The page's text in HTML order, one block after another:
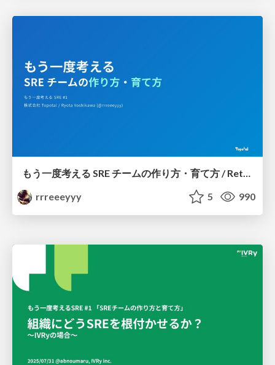
もう一度考える SRE チームの作り方・育て方 / Rethinking SRE #1: Building and Growing SRE Teams
rrreeeyyy
5 990